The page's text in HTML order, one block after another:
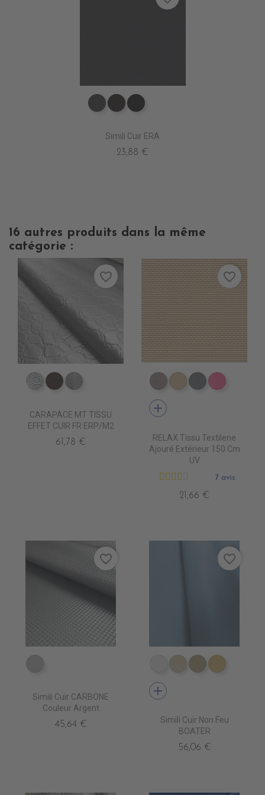
EV4010 ANTHRACITE
EV4020 MARRON
EV4000 NOIR
Simili Cuir ERA
23,88 €
16 autres produits dans la même
catégorie :
ED0030 Argent
ED0011 Chocolat
ED0000 Blanc
CARAPACE MT TISSU
EFFET CUIR FR ERP/M2
61,78 €
favorite_border
DB0104 TAUPE
DB0113 BEIGE
DB0114 GRIS
DB0112
add
RELAX Tissu Textilene
Ajouré Extérieur 150 Cm
UV
7 avis
21,66 €
favorite_border
Simili Cuir CARBONE
Couleur Argent
45,64 €
favorite_border
EN3500 BLANC
EN3510 IVOIRE
EN3520EN3530
add
Simili Cuir Non Feu
BOATER
56,06 €
favorite_border